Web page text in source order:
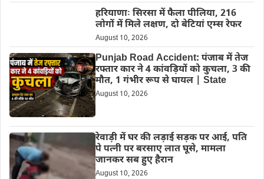
हरियाणाः सिरसा में फैला पीलिया, 216
लोगों में मिले लक्षण, दो बेटियां एम्स रेफर
August 10, 2026
Punjab Road Accident: पंजाब में तेज
रफ्तार कार ने 4 कांवड़ियों को कुचला, 3 की
मौत, 1 गंभीर रूप से घायल | State
August 10, 2026
रेवाड़ी में घर की लड़ाई सड़क पर आई, पति
पे पत्नी पर बरसाए लात घूसे, मामला
जानकर सब हुए हैरान
August 10, 2026